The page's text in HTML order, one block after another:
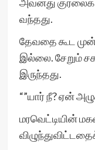
வந்தது.
தேவதை கூட
இல்லை. சேறும்
இருந்தது.
“”யார் நீ? ஏன்
மரவெட்டியின்